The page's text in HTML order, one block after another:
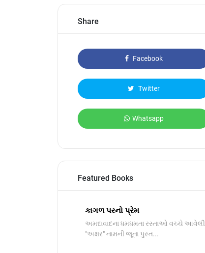
Share
Facebook
Twitter
Whatsapp
Featured Books
કાગળ પરનો પ્રેમ
અમદાવાદના ધમધમતા રસ્તાઓ વચ્ચે આવેલી
"અક્ષર" નામની જૂના પુસ્ત...